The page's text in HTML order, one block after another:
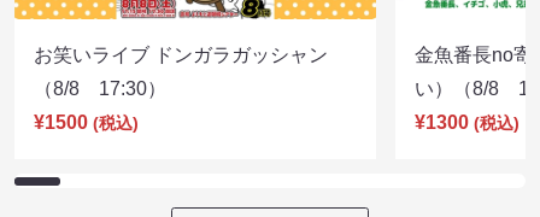
お笑いライブ ドンガラガッシャン
（8/8 17:30）
¥1500 (税込)
金魚番長no寄
い）（8/8
¥1300 (税込)